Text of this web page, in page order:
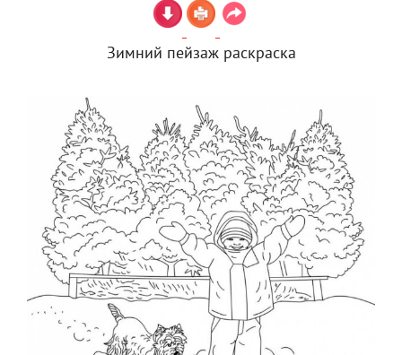
Зимний пейзаж раскраска